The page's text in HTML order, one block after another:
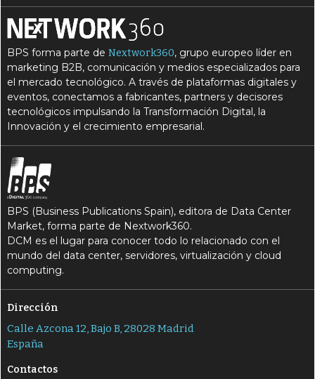
BPS forma parte deNextwork360, grupo europeo líder en
marketing B2B, comunicación y medios especializados para
el mercado tecnológico. A través de plataformas digitales y
eventos, conectamos a fabricantes, partners y decisores
tecnológicos impulsando la Transformación Digital, la
Innovación y el crecimiento empresarial.
BPS (Business Publications Spain), editora de Data Center
Market, forma parte de Nextwork360.
DCM es el lugar para conocer todo lo relacionado con el
mundo del data center, servidores, virtualización y cloud
computing.
Dirección
Calle Azcona 12, Bajo B, 28028 Madrid
España
Contactos